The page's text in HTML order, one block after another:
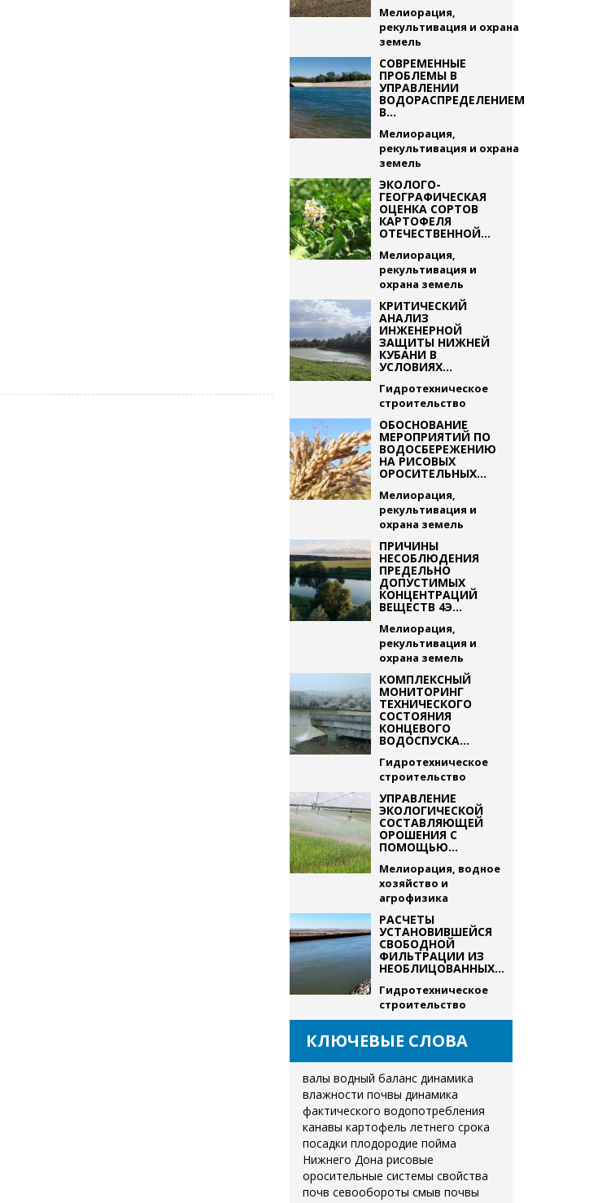
Мелиорация,
рекультивация и охрана
земель
СОВРЕМЕННЫЕ
ПРОБЛЕМЫ В
УПРАВЛЕНИИ
ВОДОРАСПРЕДЕЛЕНИЕМ
В...
Мелиорация,
рекультивация и охрана
земель
ЭКОЛОГО-
ГЕОГРАФИЧЕСКАЯ
ОЦЕНКА СОРТОВ
КАРТОФЕЛЯ
ОТЕЧЕСТВЕННОЙ...
Мелиорация,
рекультивация и
охрана земель
КРИТИЧЕСКИЙ
АНАЛИЗ
ИНЖЕНЕРНОЙ
ЗАЩИТЫ НИЖНЕЙ
КУБАНИ В
УСЛОВИЯХ...
Гидротехническое
строительство
ОБОСНОВАНИЕ
МЕРОПРИЯТИЙ ПО
ВОДОСБЕРЕЖЕНИЮ
НА РИСОВЫХ
ОРОСИТЕЛЬНЫХ...
Мелиорация,
рекультивация и
охрана земель
ПРИЧИНЫ
НЕСОБЛЮДЕНИЯ
ПРЕДЕЛЬНО
ДОПУСТИМЫХ
КОНЦЕНТРАЦИЙ
ВЕЩЕСТВ 4Э...
Мелиорация,
рекультивация и
охрана земель
КОМПЛЕКСНЫЙ
МОНИТОРИНГ
ТЕХНИЧЕСКОГО
СОСТОЯНИЯ
КОНЦЕВОГО
ВОДОСПУСКА...
Гидротехническое
строительство
УПРАВЛЕНИЕ
ЭКОЛОГИЧЕСКОЙ
СОСТАВЛЯЮЩЕЙ
ОРОШЕНИЯ С
ПОМОЩЬЮ...
Мелиорация, водное
хозяйство и
агрофизика
РАСЧЕТЫ
УСТАНОВИВШЕЙСЯ
СВОБОДНОЙ
ФИЛЬТРАЦИИ ИЗ
НЕОБЛИЦОВАННЫХ...
Гидротехническое
строительство
КЛЮЧЕВЫЕ СЛОВА
валы водный баланс динамика
влажности почвы динамика
фактического водопотребления
канавы картофель летнего срока
посадки плодородие пойма
Нижнего Дона рисовые
оросительные системы свойства
почв севообороты смыв почвы